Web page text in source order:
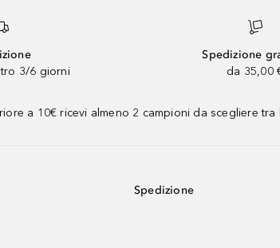
3/6 giorni
Spedizione
da 35,00
a 10€ ricevi almeno 2 campioni da scegliere
Spedizione